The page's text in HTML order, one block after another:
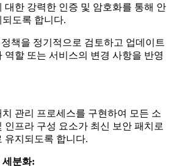
대한 강력한 인증 및 암호화를 통해 안
도록 합니다.
책을 정기적으로 검토하고 업데이트
역할 또는 서비스의 변경 사항을 반영
치 관리 프로세스를 구현하여 모든 소
인프라 구성 요소가 최신 보안 패치로
유지되도록 합니다.
세분화: